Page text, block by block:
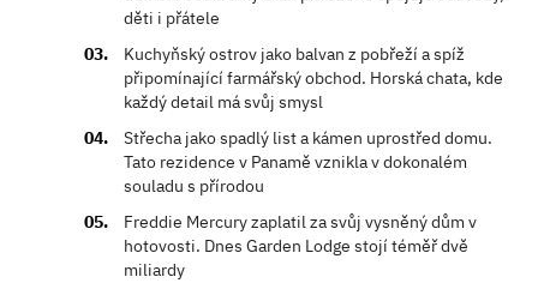
děti i přátele
Kuchyňský ostrov jako balvan z pobřeží a spíž
připomínající farmářský obchod. Horská chata, kde
každý detail má svůj smysl
Střecha jako spadlý list a kámen uprostřed domu.
Tato rezidence v Panamě vznikla v dokonalém
souladu s přírodou
Freddie Mercury zaplatil za svůj vysněný dům v
hotovosti. Dnes Garden Lodge stojí téměř dvě
miliardy